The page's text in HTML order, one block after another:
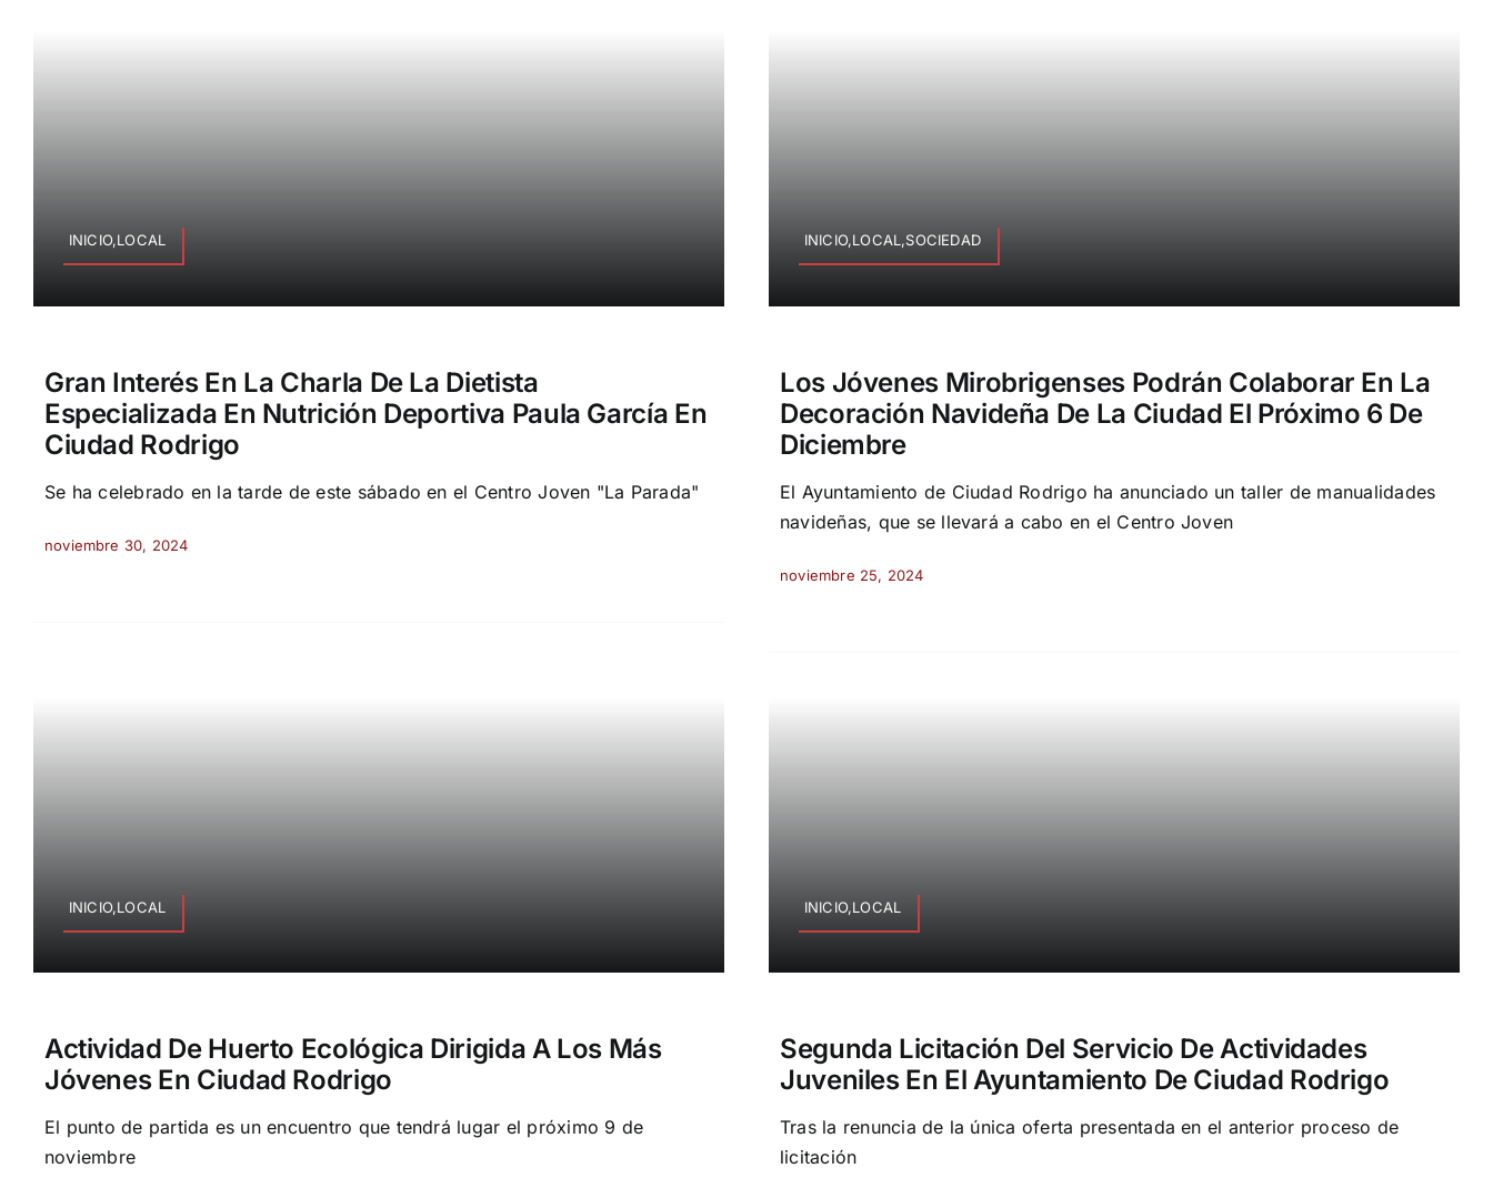
INICIO,LOCAL
Gran Interés En La Charla De La Dietista
Especializada En Nutrición Deportiva Paula García En
Ciudad Rodrigo
Se ha celebrado en la tarde de este sábado en el Centro Joven "La Parada"
noviembre 30, 2024
INICIO,LOCAL,SOCIEDAD
Los Jóvenes Mirobrigenses Podrán Colaborar En La
Decoración Navideña De La Ciudad El Próximo 6 De
Diciembre
El Ayuntamiento de Ciudad Rodrigo ha anunciado un taller de manualidades
navideñas, que se llevará a cabo en el Centro Joven
noviembre 25, 2024
INICIO,LOCAL
Actividad De Huerto Ecológica Dirigida A Los Más
Jóvenes En Ciudad Rodrigo
El punto de partida es un encuentro que tendrá lugar el próximo 9 de
noviembre
INICIO,LOCAL
Segunda Licitación Del Servicio De Actividades
Juveniles En El Ayuntamiento De Ciudad Rodrigo
Tras la renuncia de la única oferta presentada en el anterior proceso de
licitación